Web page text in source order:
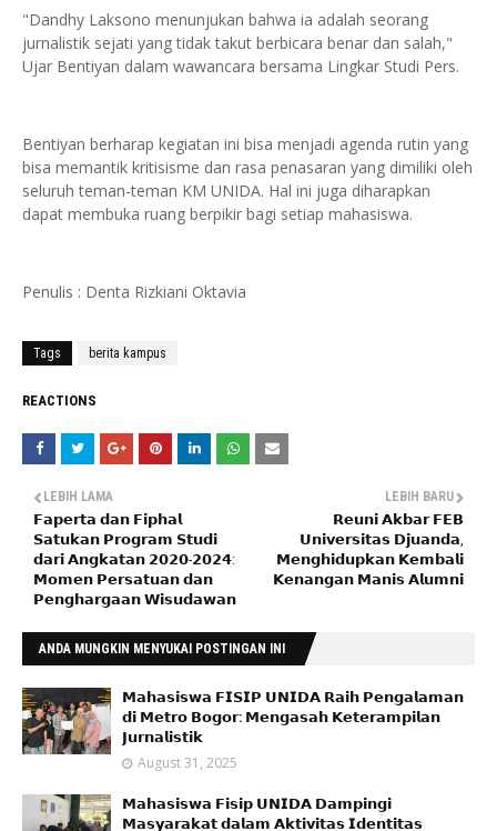
"Dandhy Laksono menunjukan bahwa ia adalah seorang
jurnalistik sejati yang tidak takut berbicara benar dan salah,"
Ujar Bentiyan dalam wawancara bersama Lingkar Studi Pers.
Bentiyan berharap kegiatan ini bisa menjadi agenda rutin yang
bisa memantik kritisisme dan rasa penasaran yang dimiliki oleh
seluruh teman-teman KM UNIDA. Hal ini juga diharapkan
dapat membuka ruang berpikir bagi setiap mahasiswa.
Penulis : Denta Rizkiani Oktavia
Tags berita kampus
REACTIONS
LEBIH BARU
𝗥𝗲𝘂𝗻𝗶 𝗔𝗸𝗯𝗮𝗿 𝗙𝗘𝗕
𝗨𝗻𝗶𝘃𝗲𝗿𝘀𝗶𝘁𝗮𝘀 𝗗𝗷𝘂𝗮𝗻𝗱𝗮,
𝗠𝗲𝗻𝗴𝗵𝗶𝗱𝘂𝗽𝗸𝗮𝗻 𝗞𝗲𝗺𝗯𝗮𝗹𝗶
𝗞𝗲𝗻𝗮𝗻𝗴𝗮𝗻 𝗠𝗮𝗻𝗶𝘀 𝗔𝗹𝘂𝗺𝗻𝗶
LEBIH LAMA
𝗙𝗮𝗽𝗲𝗿𝘁𝗮 𝗱𝗮𝗻 𝗙𝗶𝗽𝗵𝗮𝗹
𝗦𝗮𝘁𝘂𝗸𝗮𝗻 𝗣𝗿𝗼𝗴𝗿𝗮𝗺 𝗦𝘁𝘂𝗱𝗶
𝗱𝗮𝗿𝗶 𝗔𝗻𝗴𝗸𝗮𝘁𝗮𝗻 𝟮𝟬𝟮𝟬-𝟮𝟬𝟮𝟰:
𝗠𝗼𝗺𝗲𝗻 𝗣𝗲𝗿𝘀𝗮𝘁𝘂𝗮𝗻 𝗱𝗮𝗻
𝗣𝗲𝗻𝗴𝗵𝗮𝗿𝗴𝗮𝗮𝗻 𝗪𝗶𝘀𝘂𝗱𝗮𝘄𝗮𝗻
ANDA MUNGKIN MENYUKAI POSTINGAN INI
𝗠𝗮𝗵𝗮𝘀𝗶𝘀𝘄𝗮 𝗙𝗜𝗦𝗜𝗣 𝗨𝗡𝗜𝗗𝗔 𝗥𝗮𝗶𝗵 𝗣𝗲𝗻𝗴𝗮𝗹𝗮𝗺𝗮𝗻
𝗱𝗶 𝗠𝗲𝘁𝗿𝗼 𝗕𝗼𝗴𝗼𝗿: 𝗠𝗲𝗻𝗴𝗮𝘀𝗮𝗵 𝗞𝗲𝘁𝗲𝗿𝗮𝗺𝗽𝗶𝗹𝗮𝗻
𝗝𝘂𝗿𝗻𝗮𝗹𝗶𝘀𝘁𝗶𝗸
August 31, 2025
𝗠𝗮𝗵𝗮𝘀𝗶𝘀𝘄𝗮 𝗙𝗶𝘀𝗶𝗽 𝗨𝗡𝗜𝗗𝗔 𝗗𝗮𝗺𝗽𝗶𝗻𝗴𝗶
𝗠𝗮𝘀𝘆𝗮𝗿𝗮𝗸𝗮𝘁 𝗱𝗮𝗹𝗮𝗺 𝗔𝗸𝘁𝗶𝘃𝗶𝘁𝗮𝘀 𝗜𝗱𝗲𝗻𝘁𝗶𝘁𝗮𝘀